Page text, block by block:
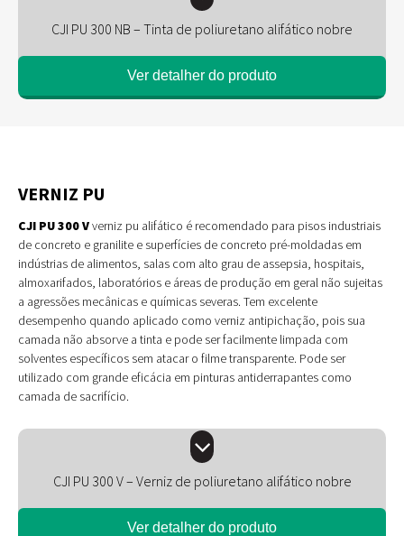
CJI PU 300 NB – Tinta de poliuretano alifático nobre
Ver detalher do produto
VERNIZ PU
CJI PU 300 Vverniz pu alifático é recomendado para pisos industriais
de concreto e granilite e superfícies de concreto pré-moldadas em
indústrias de alimentos, salas com alto grau de assepsia, hospitais,
almoxarifados, laboratórios e áreas de produção em geral não sujeitas
a agressões mecânicas e químicas severas. Tem excelente
desempenho quando aplicado como verniz antipichação, pois sua
camada não absorve a tinta e pode ser facilmente limpada com
solventes específicos sem atacar o filme transparente. Pode ser
utilizado com grande eficácia em pinturas antiderrapantes como
camada de sacrifício.
CJI PU 300 V – Verniz de poliuretano alifático nobre
Ver detalher do produto